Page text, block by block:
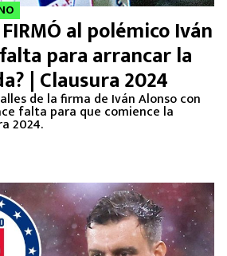
al polémico Iván
para arrancar la
| Clausura 2024
de la firma de Iván Alonso con
falta para que comience la
2024.